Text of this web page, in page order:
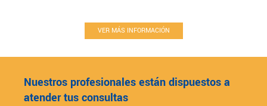
VER MÁS INFORMACIÓN
Nuestros profesionales están dispuestos a
atender tus consultas